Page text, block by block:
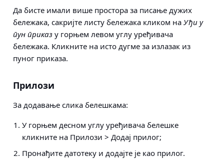
Да бисте имали више простора за писање дужих
бележака, сакријте листу бележака кликом на Уђи у
пун приказ у горњем левом углу уређивача
бележака. Кликните на исто дугме за излазак из
пуног приказа.
Прилози
За додавање слика белешкама:
У горњем десном углу уређивача белешке
кликните на Прилози > Додај прилог;
Пронађите датотеку и додајте је као прилог.